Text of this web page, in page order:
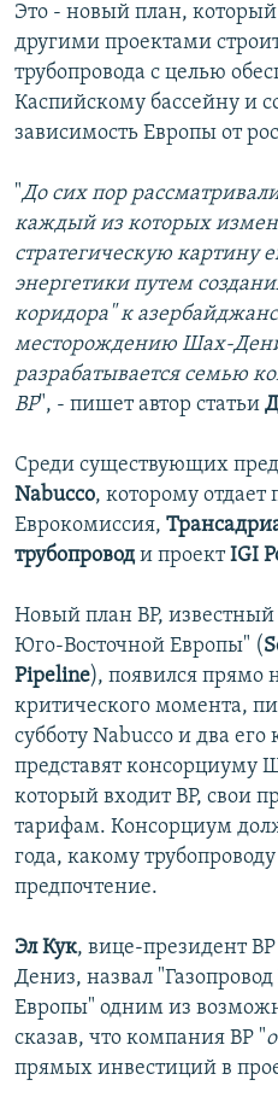
Это - новый план, который
другими проектами
трубопровода с целью
Каспийскому бассейну и
зависимость Европы от
"До сих пор
каждый из которых
стратегическую картину
энергетики путем
коридора" к
месторождению Шах-
разрабатывается семью
BP", - пишет автор статьи
Среди существующих
Nabucco, которому отдает
Еврокомиссия,
трубопроводи проектIGI
Новый план BP, известный
Юго-Восточной Европы" (
Pipeline), появился прямо
критического момента,
субботу Nabucco и два его
представят консорциуму
который входит BP, свои
тарифам. Консорциум
года, какому трубопроводу
предпочтение.
Эл Кук, вице-президент
Дениз, назвал
Европы" одним из
сказав, что компания BP "
прямых инвестиций в